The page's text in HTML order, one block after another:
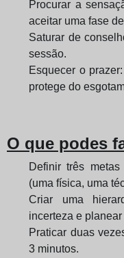
Procurar a
aceitar uma fase
Saturar de
sessão.
Esquecer o
protege do
O que podes
Definir três
(uma física, uma
Criar uma
incerteza e
Praticar duas
3 minutos.